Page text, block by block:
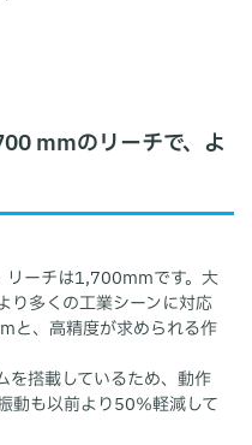
mmのリーチで、よ
リーチは1,700mmです。大
り多くの工業シーンに対応
と、高精度が求められる作
を搭載しているため、動作
動も以前より50％軽減して